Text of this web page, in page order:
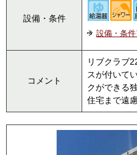
設備・条件
設備・条
コメント
リブクラブ
スが付いて
クができる
住宅まで遠